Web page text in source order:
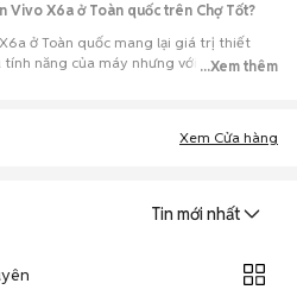
Vivo X6a ở Toàn quốc trên Chợ Tốt?
ở Toàn quốc mang lại giá trị thiết
tính năng của máy nhưng với chi phí đầu
cần máy đẹp keng đến máy chỉ cần hoạt
đảm bảo máy không có lỗi phát sinh.
và có thể chốt giao dịch ngay trong
...Xem thêm
Xem Cửa hàng
Tin mới nhất